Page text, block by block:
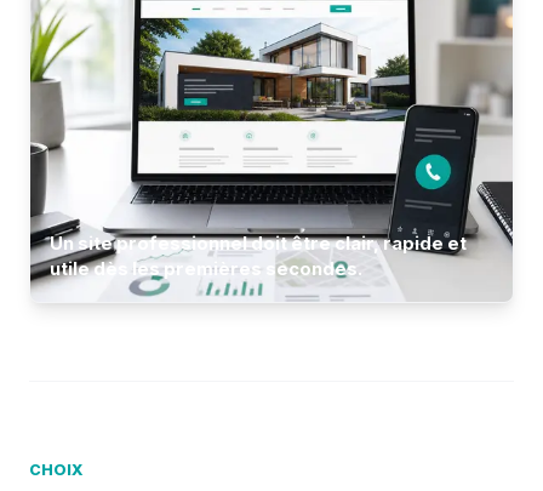
Un site professionnel doit être clair, rapide et
utile dès les premières secondes.
CHOIX